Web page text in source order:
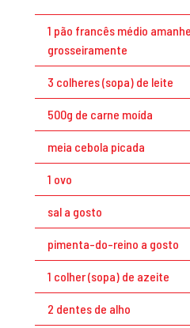
1 pão francês médio
grosseiramente
3 colheres (sopa) de leite
500g de carne moída
meia cebola picada
1 ovo
sal a gosto
pimenta-do-reino a gosto
1 colher (sopa) de azeite
2 dentes de alho